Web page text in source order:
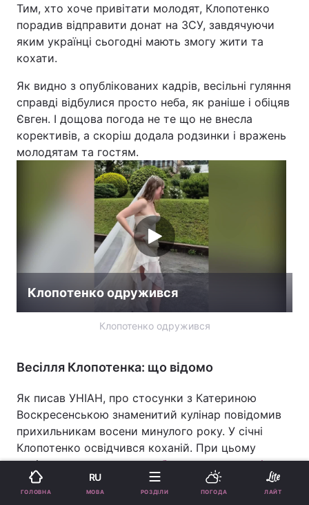
Тим, хто хоче привітати молодят, Клопотенко
порадив відправити донат на ЗСУ, завдячуючи
яким українці сьогодні мають змогу жити та
кохати.
Як видно з опублікованих кадрів, весільні гуляння
справді відбулися просто неба, як раніше і обіцяв
Євген. І дощова погода не те що не внесла
корективів, а скоріш додала родзинки і вражень
молодятам та гостям.
Клопотенко одружився
Клопотенко одружився
Весілля Клопотенка: що відомо
Як писав УНІАН, про стосунки з Катериною
Воскресенською знаменитий кулінар повідомив
прихильникам восени минулого року. У січні
Клопотенко освідчився коханій. При цьому
повідомлялося, що параобговорює можливість
укладення шлюбного договору
ГОЛОВНА
RU
МОВА РОЗДІЛИ ПОГОДА ЛАЙТ